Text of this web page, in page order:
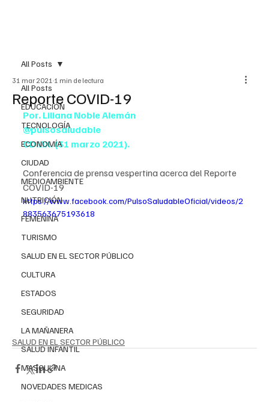
All Posts
EDUCACIÓN
TECNOLOGÍA
ECONOMÍA
CIUDAD
MEDIOAMBIENTE
NUTRICIÓN
FEMENINA
TURISMO
SALUD EN EL SECTOR PÚBLICO
CULTURA
ESTADOS
SEGURIDAD
LA MAÑANERA
SALUD INFANTIL
MASCULINA
NOVEDADES MEDICAS
All Posts
Reporte COVID-19
31 mar 2021 1 min de lectura
Por. Liliana Noble Alemán
@pulsosaludable
CDMX. (31 marzo 2021).
Conferencia de prensa vespertina acerca del Reporte
COVID-19
https://www.facebook.com/PulsoSaludableOficial/videos/2
883563675193618
SALUD EN EL SECTOR PÚBLICO